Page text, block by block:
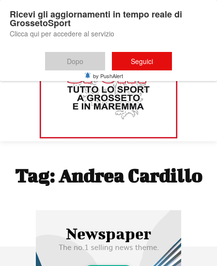
Tag:Andrea Cardillo
Ricevi gli aggiornamenti in tempo reale di
GrossetoSport
Clicca qui per accedere al servizio
Dopo Seguici
by PushAlert